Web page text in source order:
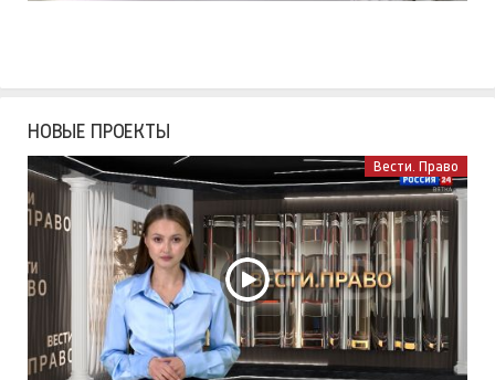
НОВЫЕ ПРОЕКТЫ
Вести. Право